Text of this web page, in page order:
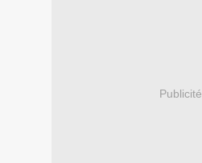
Publicité